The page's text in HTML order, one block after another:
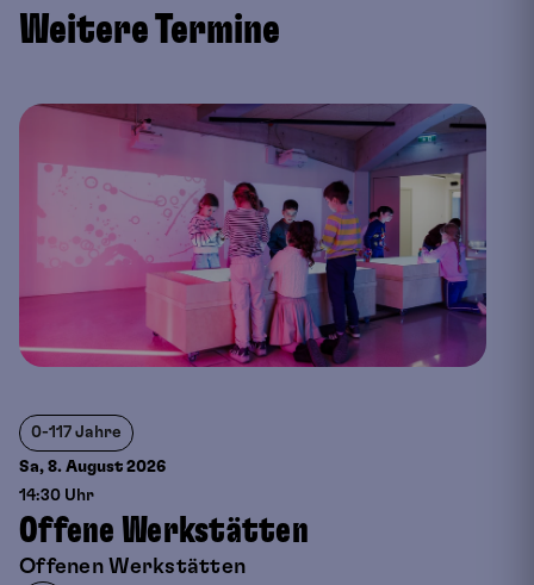
Weitere Termine
0-117 Jahre
Sa, 8. August 2026
14:30 Uhr
Offene Werkstätten
Offenen Werkstätten